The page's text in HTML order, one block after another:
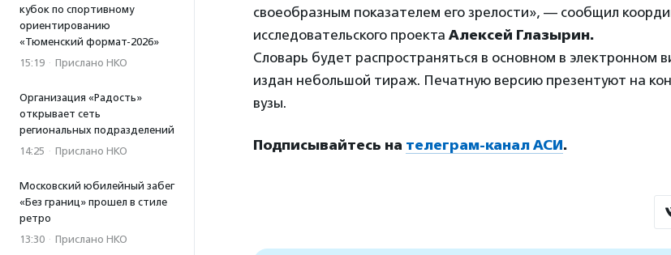
кубок по спортивному
ориентированию
«Тюменский формат-2026»
15:19 · Прислано НКО
Организация «Радость»
открывает сеть
региональных подразделений
14:25 · Прислано НКО
Московский юбилейный забег
«Без границ» прошел в стиле
ретро
13:30 · Прислано НКО
своеобразным показателем его зрелости», — сообщил
исследовательского проекта Алексей Глазырин.
Словарь будет распространяться в основном в электронном
издан небольшой тираж. Печатную версию презентуют на
вузы.
Подписывайтесь на телеграм-канал АСИ.